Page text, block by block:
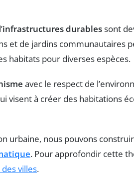
infrastructures durablessont
et de jardins
habitats pour diverses espèces.
avec le respect de
visent à créer des
urbaine, nous pouvons
. Pour approfondir cette
villes.